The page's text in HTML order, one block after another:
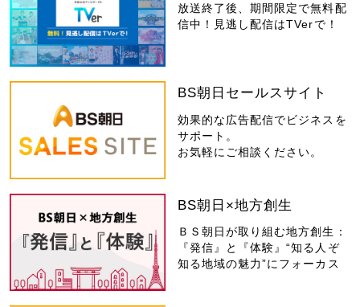
放送終了後、期間限定で無料配
信中！見逃し配信はTVerで！
BS朝日セールスサイト
効果的な広告配信でビジネスを
サポート。
お気軽にご相談ください。
BS朝日×地方創生
ＢＳ朝日が取り組む地方創生：
『発信』と『体験』“知る人ぞ
知る地域の魅力”にフォーカス